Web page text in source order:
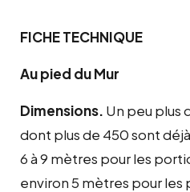
FICHE TECHNIQUE
Au pied du Mur
Dimensions. Un peu plus
dont plus de 450 sont
6 à 9 mètres pour les
environ 5 mètres pour les